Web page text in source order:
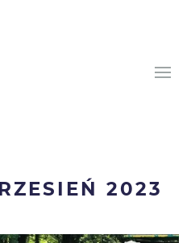
2023